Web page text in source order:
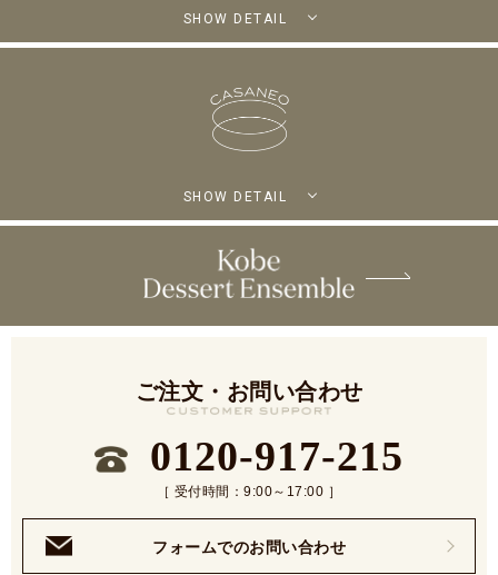
SHOW DETAIL
SHOW DETAIL
ご注文・お問い合わせ
0120-917-215
［ 受付時間：9:00～17:00 ］
フォームでのお問い合わせ